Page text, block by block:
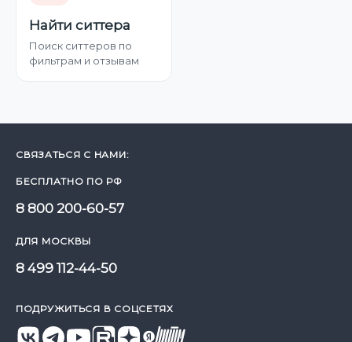
Найти ситтера
Поиск ситтеров по
фильтрам и отзывам
СВЯЗАТЬСЯ С НАМИ:
БЕСПЛАТНО ПО РФ
8 800 200-60-57
ДЛЯ МОСКВЫ
8 499 112-44-50
ПОДРУЖИТЬСЯ В СОЦСЕТЯХ